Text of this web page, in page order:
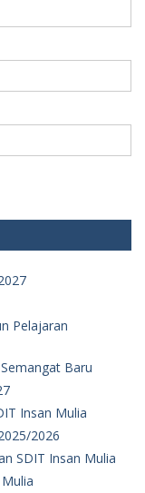
Pelajaran
Baru
Insan Mulia
2026
SDIT Insan Mulia